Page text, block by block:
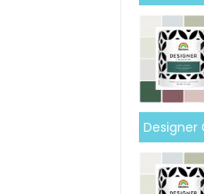
Designer